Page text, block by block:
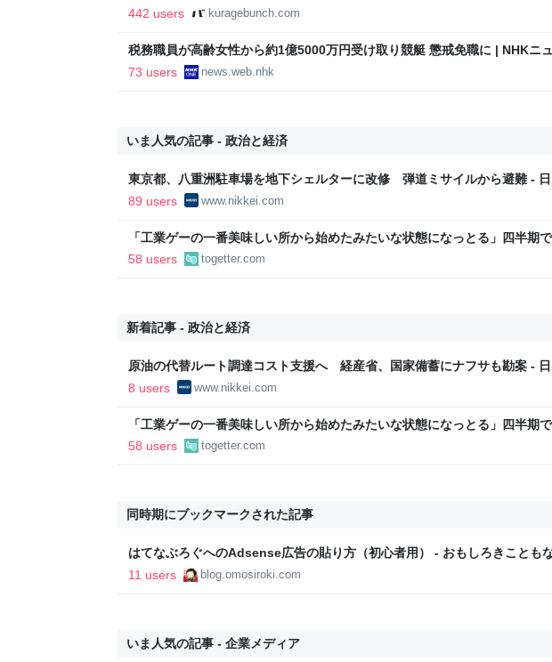
442 users
kuragebunch.com
税務職員が高齢女性から約1億5000万円受け取り競艇 懲戒免職に | NHKニ
ス
73 users news.web.nhk
いま人気の記事 - 政治と経済
東京都、八重洲駐車場を地下シェルターに改修 弾道ミサイルから避難 -
経済新聞
89 users www.nikkei.com
「工業ゲーの一番美味しい所から始めたみたいな状態になっとる」四半期
字見込みも出ていた日鉄、買収したUSスチールに設備投資したら、なんか純
益が2900億になった
58 users togetter.com
新着記事 - 政治と経済
原油の代替ルート調達コスト支援へ 経産省、国家備蓄にナフサも勘案 -
経済新聞
8 users www.nikkei.com
「工業ゲーの一番美味しい所から始めたみたいな状態になっとる」四半期
字見込みも出ていた日鉄、買収したUSスチールに設備投資したら、なんか純
58 users togetter.com
同時期にブックマークされた記事
はてなぶろぐへのAdsense広告の貼り方（初心者用） - おもしろきことも
世をおもしろく
11 users blog.omosiroki.com
いま人気の記事 - 企業メディア